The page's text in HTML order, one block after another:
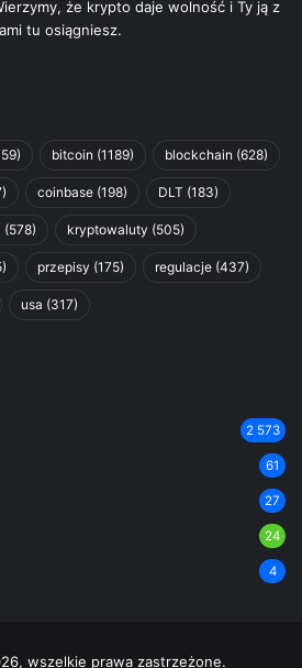
że krypto daje wolność i Ty ją z
tu osiągniesz.
bitcoin (1189) blockchain (628)
coinbase (198) DLT (183)
(578) kryptowaluty (505)
przepisy (175) regulacje (437)
usa (317)
2 573
61
27
24
4
wszelkie prawa zastrzeżone.